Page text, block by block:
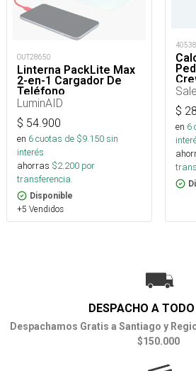
OUT28650
Linterna PackLite Max
2-en-1 Cargador De
Teléfono
LuminAID
$ 54.900
en 6cuotas de $9.150sin
interés
ahorras $2.200 por
transferencia.
Disponible
+5 Vendidos
$
en 6
DESPACHO A
Despachamos Gratis a Santiago y
$150.000